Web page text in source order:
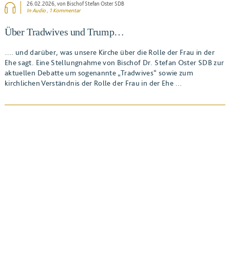
26.02.2026, von Bischof Stefan Oster SDB
In Audio , 1 Kommentar
Über Tradwives und Trump…
…. und darüber, was unsere Kirche über die Rolle der Frau in der
Ehe sagt. Eine Stellungnahme von Bischof Dr. Stefan Oster SDB zur
aktuellen Debatte um sogenannte „Tradwives“ sowie zum
kirchlichen Verständnis der Rolle der Frau in der Ehe …